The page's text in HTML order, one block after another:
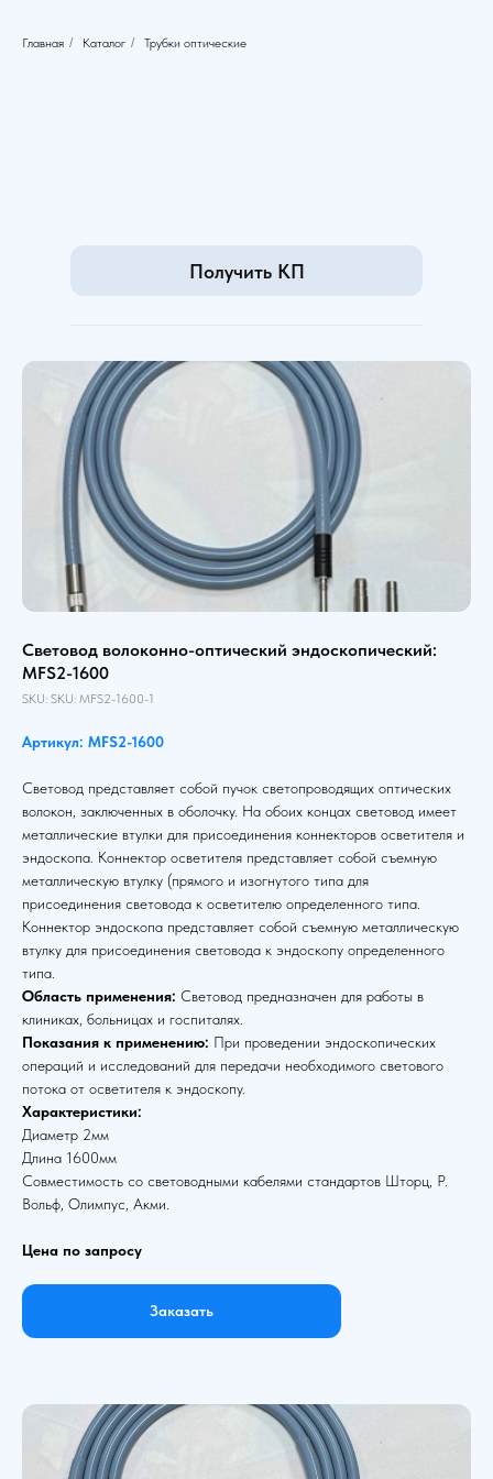
Главная / Каталог / Трубки оптические
Получить КП
Световод волоконно-оптический эндоскопический:
MFS2-1600
SKU: SKU: MFS2-1600-1
Артикул: MFS2-1600
Световод представляет собой пучок светопроводящих оптических
волокон, заключенных в оболочку. На обоих концах световод имеет
металлические втулки для присоединения коннекторов осветителя и
эндоскопа. Коннектор осветителя представляет собой съемную
металлическую втулку (прямого и изогнутого типа для
присоединения световода к осветителю определенного типа.
Коннектор эндоскопа представляет собой съемную металлическую
втулку для присоединения световода к эндоскопу определенного
типа.
Область применения: Световод предназначен для работы в
клиниках, больницах и госпиталях.
Показания к применению: При проведении эндоскопических
операций и исследований для передачи необходимого светового
потока от осветителя к эндоскопу.
Характеристики:
Диаметр 2мм
Длина 1600мм
Совместимость со световодными кабелями стандартов Шторц, Р.
Вольф, Олимпус, Акми.
Цена по запросу
Заказать